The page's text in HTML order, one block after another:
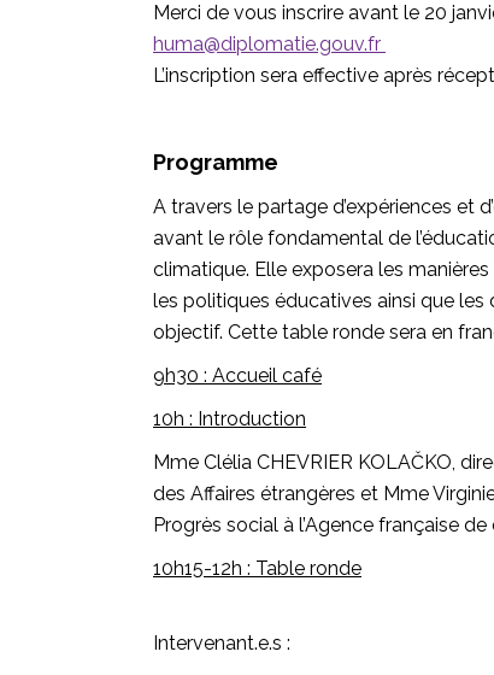
Merci de vous inscrire avant le 20
huma@diplomatie.gouv.fr
L’inscription sera effective après
Programme
A travers le partage d’expériences et
avant le rôle fondamental de
climatique. Elle exposera les
les politiques éducatives ainsi que
objectif. Cette table ronde sera en
9h30 : Accueil café
10h : Introduction
Mme Clélia CHEVRIER KOLAČKO,
des Affaires étrangères et Mme
Progrès social à l’Agence française
10h15-12h : Table ronde
Intervenant.e.s :